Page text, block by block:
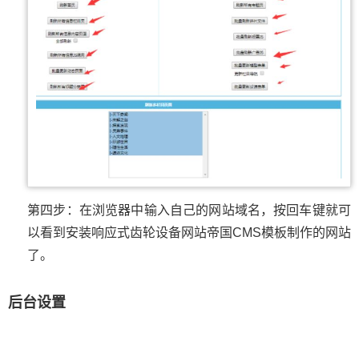
第四步：在浏览器中输入自己的网站域名，按回车键就可
以看到安装响应式齿轮设备网站帝国CMS模板制作的网站
了。
后台设置